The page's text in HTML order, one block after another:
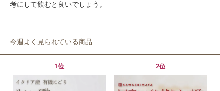
考にして飲むと良いでしょう。
今週よく見られている商品
1位 2位